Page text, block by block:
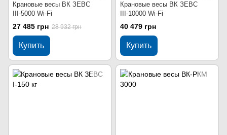
Крановые весы ВК ЗЕВС
ІІІ-5000 Wi-Fi
27 485 грн 28 932 грн
Купить
Крановые весы ВК ЗЕВС
ІІІ-10000 Wi-Fi
40 479 грн
Купить